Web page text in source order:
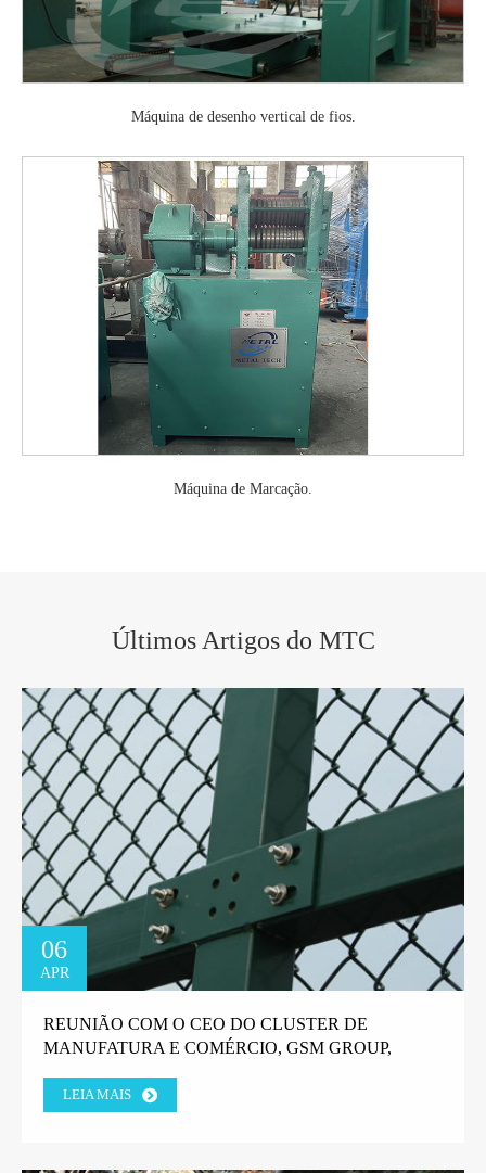
Máquina de desenho vertical de fios.
Máquina de Marcação.
Últimos Artigos do MTC
06
APR
REUNIÃO COM O CEO DO CLUSTER DE
MANUFATURA E COMÉRCIO, GSM GROUP,
LEIA MAIS